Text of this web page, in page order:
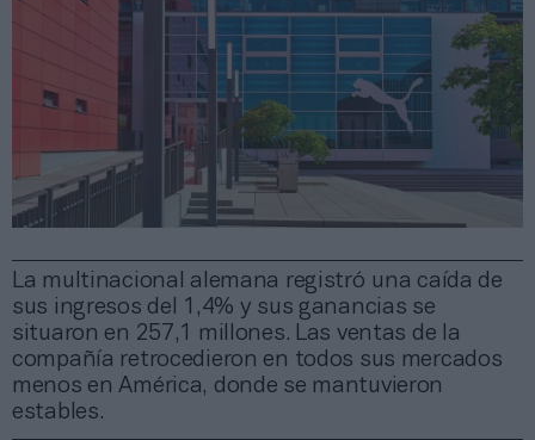
La multinacional alemana registró una caída de
sus ingresos del 1,4% y sus ganancias se
situaron en 257,1 millones. Las ventas de la
compañía retrocedieron en todos sus mercados
menos en América, donde se mantuvieron
estables.